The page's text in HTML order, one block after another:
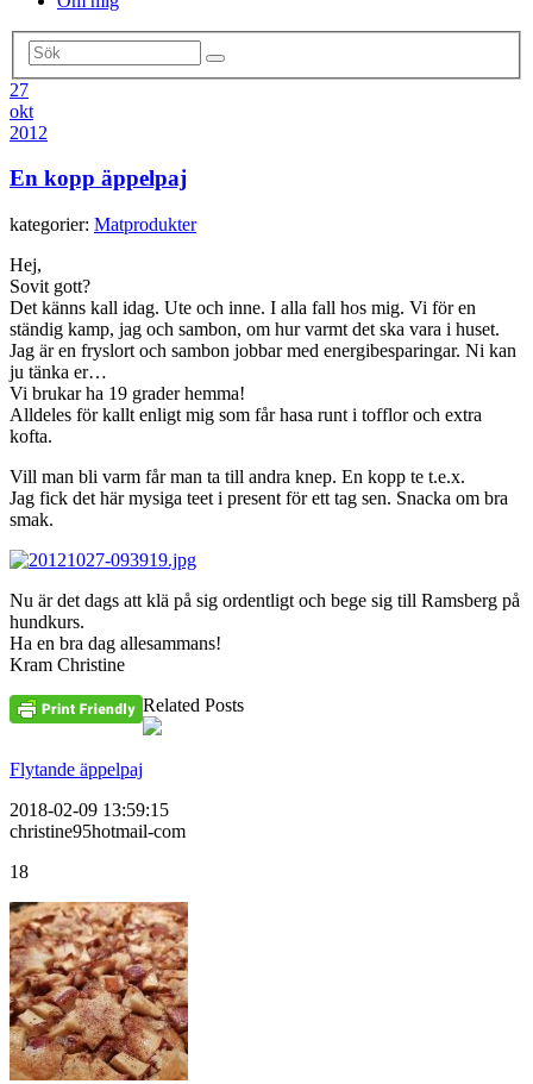
27
okt
2012
En kopp äppelpaj
kategorier: Matprodukter
Hej,
Sovit gott?
Det känns kall idag. Ute och inne. I alla fall hos mig. Vi för en
ständig kamp, jag och sambon, om hur varmt det ska vara i huset.
Jag är en fryslort och sambon jobbar med energibesparingar. Ni kan
ju tänka er…
Vi brukar ha 19 grader hemma!
Alldeles för kallt enligt mig som får hasa runt i tofflor och extra
kofta.
Vill man bli varm får man ta till andra knep. En kopp te t.e.x.
Jag fick det här mysiga teet i present för ett tag sen. Snacka om bra
smak.
Nu är det dags att klä på sig ordentligt och bege sig till Ramsberg på
hundkurs.
Ha en bra dag allesammans!
Kram Christine
Related Posts
Flytande äppelpaj
2018-02-09 13:59:15
christine95hotmail-com
18